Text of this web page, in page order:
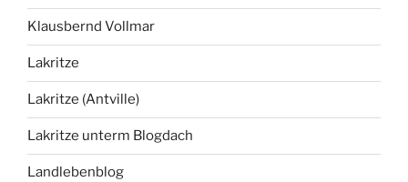
Klausbernd Vollmar
Lakritze
Lakritze (Antville)
Lakritze unterm Blogdach
Landlebenblog